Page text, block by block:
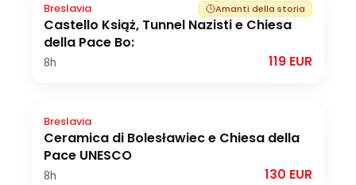
Breslavia Amanti della storia
Castello Książ, Tunnel Nazisti e Chiesa
della Pace Bo:
8h 119 EUR
Breslavia
Ceramica di Bolesławiec e Chiesa della
Pace UNESCO
8h 130 EUR